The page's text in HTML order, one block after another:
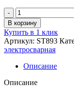
Количество
товара
Труба
электросварная
нерж.
50.8
AISI
304
(08Х18Н10)
В корзину
Купить в 1 клик
Артикул: ST893
электросварная
Описание
Описание